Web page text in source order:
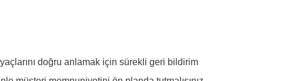
doğru anlamak için sürekli geri bildirim